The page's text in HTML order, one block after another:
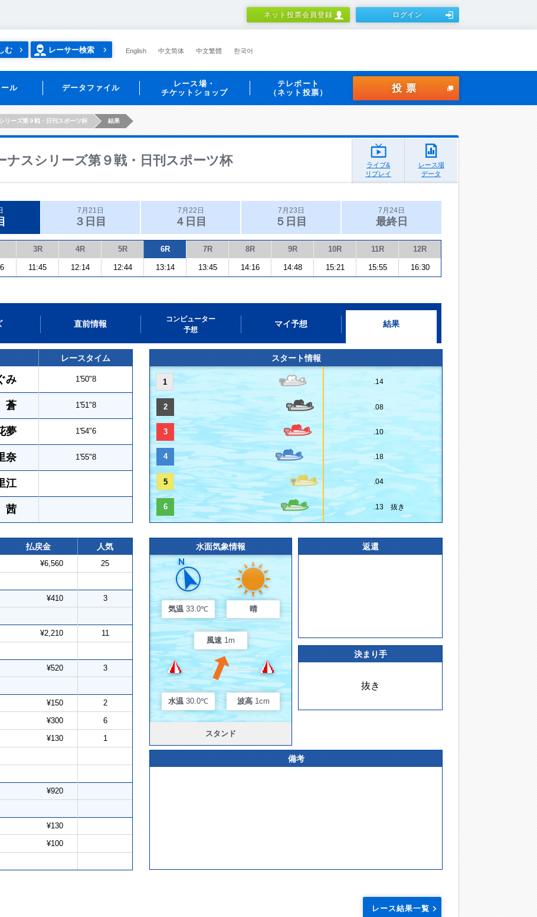
ネット投票会員登録 ログイン
む レーサー検索 English 中文简体 中文繁體 한국어
ル データファイル
レース場・
チケットショップ
テレボート
（ネット投票）
投票
リーズ第９戦・日刊スポーツ杯 結果
ナスシリーズ第９戦・日刊スポーツ杯
ライブ&
リプレイ
レース場
データ
7月21日
３日目
7月22日
４日目
7月23日
５日目
7月24日
最終日
3R 4R 5R 6R 7R 8R 9R 10R 11R 12R
11:45 12:14 12:44 13:14 13:45 14:16 14:48 15:21 15:55 16:30
直前情報
コンピューター
予想
マイ予想 結果
レースタイム
み 1'50"8
蒼 1'51"8
1'54"6
奈 1'55"8
スタート情報
1 .14
2 .08
3 .10
4 .18
5 .04
6 .13 抜き
払戻金 人気
¥6,560 25
¥410 3
¥2,210 11
¥520 3
¥150 2
¥300 6
¥130 1
¥920
¥130
¥100
水面気象情報
気温 33.0℃ 晴
風速 1m
水温 30.0℃ 波高 1cm
スタンド
返還
決まり手
抜き
備考
レース結果一覧